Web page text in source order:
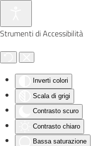
Strumenti di Accessibilità
Inverti colori
Scala di grigi
Contrasto scuro
Contrasto chiaro
Bassa saturazione
Skip to main content